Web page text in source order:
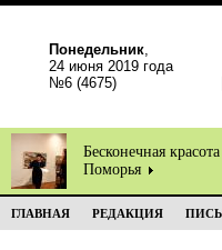
Понедельник,
24 июня 2019 года
№6 (4675)
Бесконечная красота
Поморья
ГЛАВНАЯ РЕДАКЦИЯ